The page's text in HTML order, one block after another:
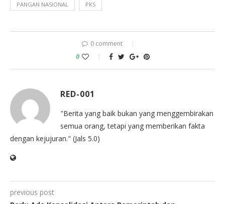
PANGAN NASIONAL PKS
0 comment
0
RED-001
"Berita yang baik bukan yang menggembirakan
semua orang, tetapi yang memberikan fakta
dengan kejujuran." (Jals 5.0)
previous post